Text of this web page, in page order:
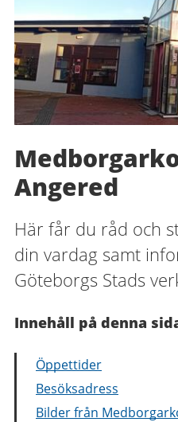
Angered
Här får du råd och
din vardag samt
Göteborgs Stads
Innehåll på denna
Öppettider
Besöksadress
Bilder från